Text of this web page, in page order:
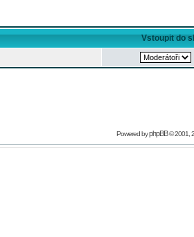
Vstoupit do
Powered byphpBB© 2001,